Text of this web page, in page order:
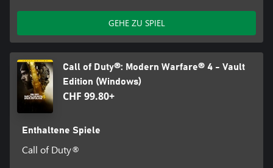
GEHE ZU SPIEL
Call of Duty®: Modern Warfare® 4 - Vault
Edition (Windows)
CHF 99.80+
Enthaltene Spiele
Call of Duty®